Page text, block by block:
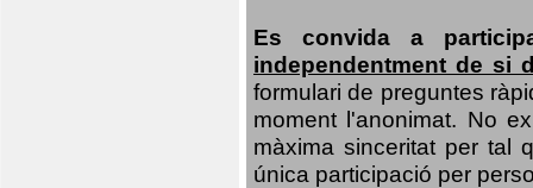
Es convida a
independentment de si
formulari de preguntes
moment l'anonimat. No
màxima sinceritat per tal
única participació per